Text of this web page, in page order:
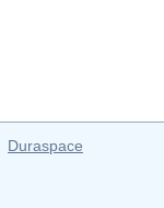
Duraspace